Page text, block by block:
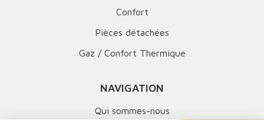
Confort
Pièces détachées
Gaz / Confort Thermique
NAVIGATION
Qui sommes-nous